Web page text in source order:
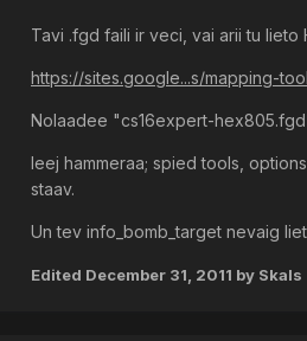
Tavi .fgd faili ir veci, vai arii tu lieto
https://sites.google...s/mapping-
Nolaadee "cs16expert-
Ieej hammeraa; spied tools,
staav.
Un tev info_bomb_target nevaig
Edited December 31, 2011 by Skals